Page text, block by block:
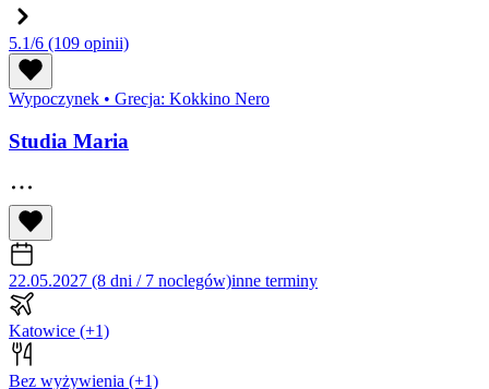
5.1/6 (109 opinii)
Wypoczynek • Grecja: Kokkino Nero
Studia Maria
22.05.2027 (8 dni / 7 noclegów)inne terminy
Katowice (+1)
Bez wyżywienia (+1)